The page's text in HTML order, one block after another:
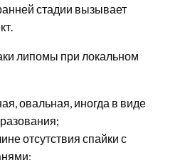
стадии вызывает
липомы при локальном
овальная, иногда в виде
отсутствия спайки с